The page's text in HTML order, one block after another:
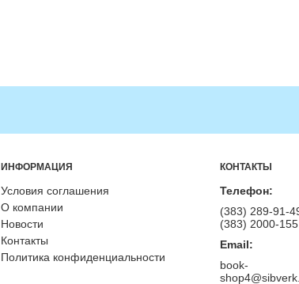
ИНФОРМАЦИЯ
Условия соглашения
О компании
Новости
Контакты
Политика конфиденциальности
КОНТАКТЫ
Телефон:
(383) 289-91-
(383) 2000-155
Email:
book-